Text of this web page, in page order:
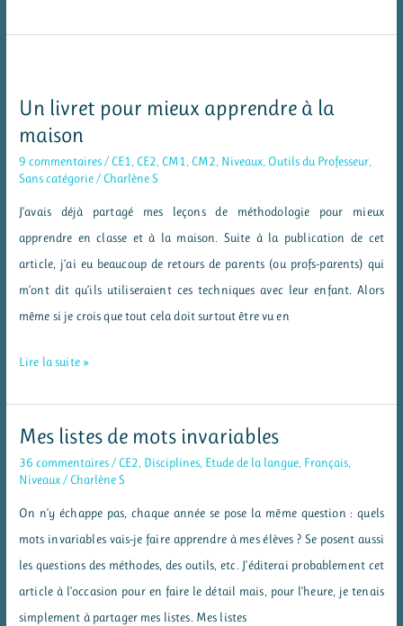
avec
affichages
Un livret pour mieux apprendre à la
maison
9 commentaires / CE1 CE2 CM1 CM2 Niveaux Outils du Professeur
Sans catégorie / Charlène S
J’avais déjà partagé mes leçons de méthodologie pour mieux
apprendre en classe et à la maison. Suite à la publication de cet
article, j’ai eu beaucoup de retours de parents (ou profs-parents) qui
m’ont dit qu’ils utiliseraient ces techniques avec leur enfant. Alors
même si je crois que tout cela doit surtout être vu en
Un
mieux
apprendre
la
maison
Lire la suite »
Mes listes de mots invariables
36 commentaires / CE2 Disciplines Etude de la langue Français
Niveaux / Charlène S
On n’y échappe pas, chaque année se pose la même question : quels
mots invariables vais-je faire apprendre à mes élèves ? Se posent aussi
les questions des méthodes, des outils, etc. J’éditerai probablement cet
article à l’occasion pour en faire le détail mais, pour l’heure, je tenais
simplement à partager mes listes. Mes listes